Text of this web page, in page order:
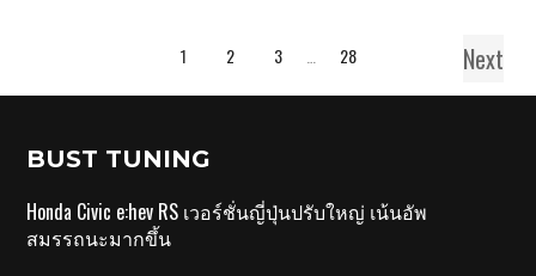
1 2 3 28 Next
BUST TUNING
Honda Civic e:hev RS เวอร์ชั่นญี่ปุ่นปรับใหญ่ เน้นอัพ
สมรรถนะมากขึ้น